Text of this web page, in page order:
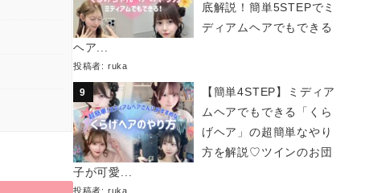
底解説！簡単5STEPでミ
ディアムヘアでもできる
ヘア...
投稿者: ruka
【簡単4STEP】ミディア
ムヘアでもできる「くら
げヘア」の超簡単なやり
方を解説♡ツインのお団
子が可愛...
投稿者: ruka